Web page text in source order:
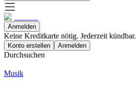
Anmelden
Keine Kreditkarte nötig. Jederzeit kündbar.
Konto erstellen Anmelden
Durchsuchen
Musik